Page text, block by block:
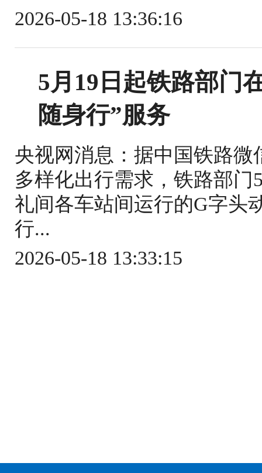
2026-05-18 13:36:16
5月19日起铁路部门
随身行”服务
央视网消息：据中国铁路
多样化出行需求，铁路部门
礼间各车站间运行的G字头
行...
2026-05-18 13:33:15